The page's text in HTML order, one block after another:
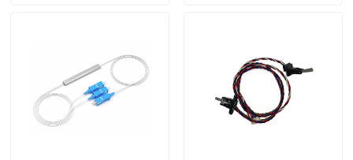
Over ons
Fabrieksreis